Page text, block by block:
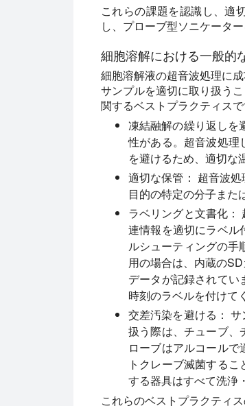
これらの課題を認識し、適
し、プローブ型ソニケータ
細胞溶解における一般的
細胞溶解液の超音波処理に
サンプルを適切に取り扱う
関するベストプラクティスで
凍結融解の繰り返しを
性がある。超音波処理
を避けるため、適切な
適切な保管： 超音波
目的の特定の分子また
ラベリングと文書化：
連情報を適切にラベル
ルシューティングの手
用の場合は、内蔵の
データが記録されてい
時刻のラベルを付けて
交差汚染を避ける： サ
扱う際は、チューブ、
ローブはアルコール
トクレーブ滅菌する
する器具はすべて洗浄
これらのベストプラクティ